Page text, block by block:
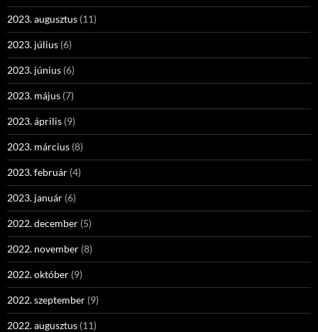
2023. augusztus (11)
2023. július (6)
2023. június (6)
2023. május (7)
2023. április (9)
2023. március (8)
2023. február (4)
2023. január (6)
2022. december (5)
2022. november (8)
2022. október (9)
2022. szeptember (9)
2022. augusztus (11)